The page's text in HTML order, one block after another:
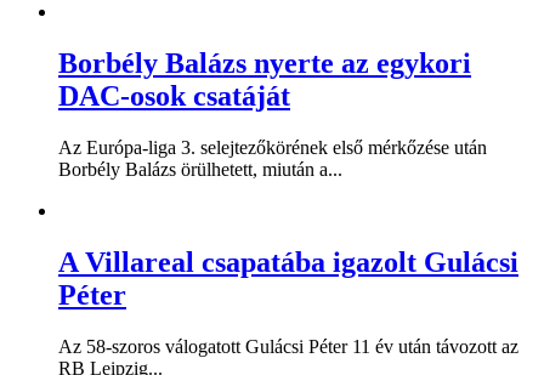
Borbély Balázs nyerte az egykori
DAC-osok csatáját
Az Európa-liga 3. selejtezőkörének első mérkőzése után
Borbély Balázs örülhetett, miután a...
A Villareal csapatába igazolt Gulácsi
Péter
Az 58-szoros válogatott Gulácsi Péter 11 év után távozott az
RB Leipzig...